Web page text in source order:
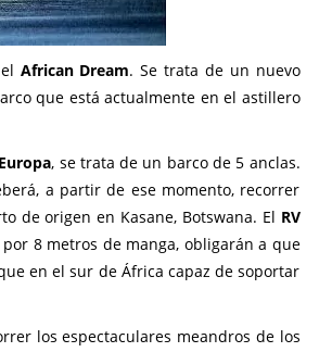
African Dream. Se trata de un nuevo
que está actualmente en el astillero
, se trata de un barco de 5 anclas.
a partir de ese momento, recorrer
de origen en Kasane, Botswana. El RV
8 metros de manga, obligarán a que
en el sur de África capaz de soportar
los espectaculares meandros de los